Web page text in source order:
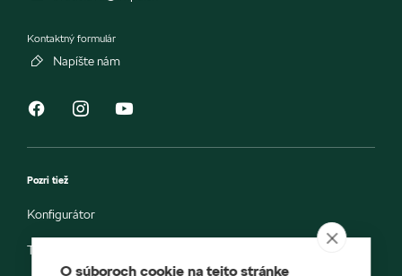
Kontaktný formulár
Napíšte nám
Pozri tiež
Konfigurátor
Testovacia jazda
O súboroch cookie na tejto stránke